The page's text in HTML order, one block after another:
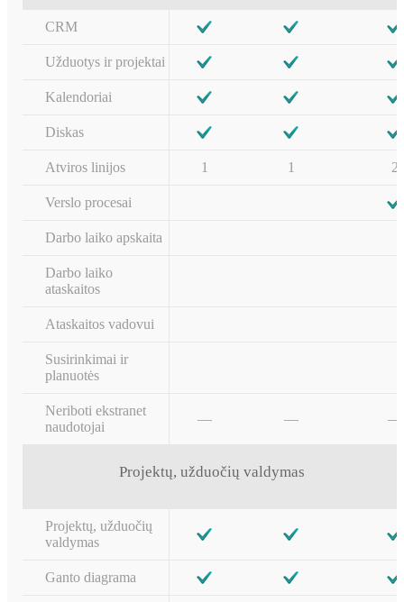
CRM
Užduotys ir projektai
Kalendoriai
Diskas
Atviros linijos 1 1 2
Verslo procesai
Darbo laiko apskaita
Darbo laiko
ataskaitos
Ataskaitos vadovui
Susirinkimai ir
planuotės
Neriboti ekstranet
naudotojai
— — —
Projektų, užduočių valdymas
Projektų, užduočių
valdymas
Ganto diagrama